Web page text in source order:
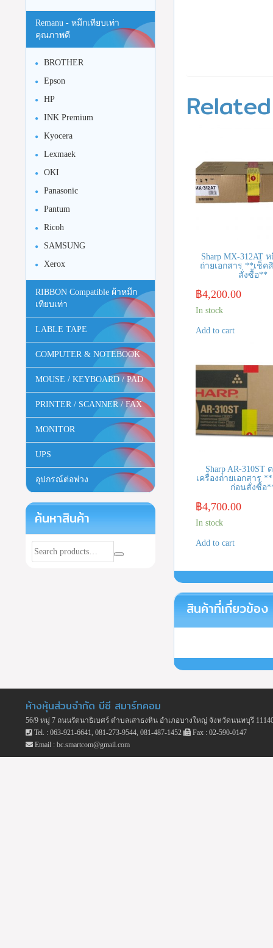
Sharp MX-312AT
ถ่ายเอกสาร **เช็ค
สั่งซื้อ**
฿4,200.00
In stock
Add to cart
Sharp AR-310ST
เครื่องถ่ายเอกสาร
ก่อนสั่งซื้อ
฿4,700.00
In stock
Add to cart
สินค้าที่เกี่ยวข้อง
Remanu - หมึกเทียบเท่า
คุณภาพดี
BROTHER
Epson
HP
INK Premium
Kyocera
Lexmaek
OKI
Panasonic
Pantum
Ricoh
SAMSUNG
Xerox
RIBBON Compatible ผ้าหมึก
เทียบเท่า
LABLE TAPE
COMPUTER & NOTEBOOK
MOUSE / KEYBOARD / PAD
PRINTER / SCANNER / FAX
MONITOR
UPS
อุปกรณ์ต่อพ่วง
ค้นหาสินค้า
ห้างหุ้นส่วนจำกัด บีซี สมาร์ทคอม
56/9 หมู่ 7 ถนนรัตนาธิเบศร์ ตำบลเสาธงหิน อำเภอบางใหญ่ จังหวัดนนทบุรี
Tel. : 063-921-6641, 081-273-9544, 081-487-1452
Fax : 02-590-0147
Email : bc.smartcom@gmail.com